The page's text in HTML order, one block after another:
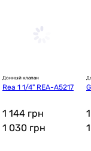
Донный клапан
Rea 1 1/4" REA-A5217
1 144 грн
1 030 грн